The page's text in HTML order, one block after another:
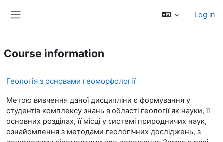
Log in
Course information
Геологія з основами геоморфології
Метою вивчення даної дисципліни є формування у
студентів комплексу знань в області геології як науки, її
основних розділах, її місці у системі природничих наук,
ознайомлення з методами геологічних досліджень, з